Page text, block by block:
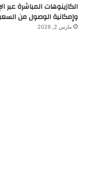
الكازينوهات المباشرة عبر
وإمكانية الوصول من
مارس 2, 2026